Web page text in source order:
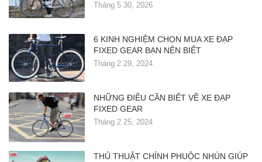
Tháng 5 30, 2026
6 KINH NGHIỆM CHỌN MUA XE ĐẠP
FIXED GEAR BẠN NÊN BIẾT
Tháng 2 29, 2024
NHỮNG ĐIỀU CẦN BIẾT VỀ XE ĐẠP
FIXED GEAR
Tháng 2 25, 2024
THỦ THUẬT CHỈNH PHUỘC NHÚN GIÚP